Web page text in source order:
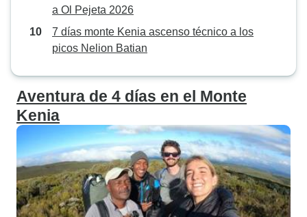
a Ol Pejeta 2026
7 días monte Kenia ascenso técnico a los
picos Nelion Batian
Aventura de 4 días en el Monte
Kenia